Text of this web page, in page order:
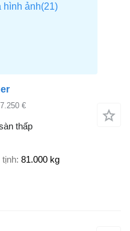
€
thấp
tịnh 81.000 kg